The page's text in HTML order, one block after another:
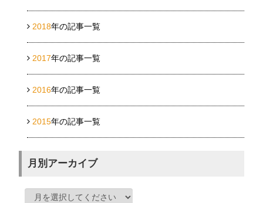
2018年の記事一覧
2017年の記事一覧
2016年の記事一覧
2015年の記事一覧
月別アーカイブ